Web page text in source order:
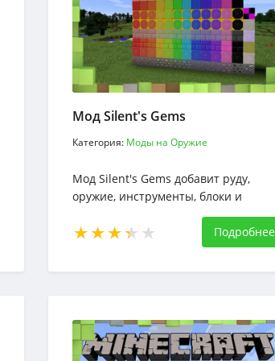
Мод Silent's Gems
Категория: Моды на Оружие
Мод Silent's Gems добавит руду,
оружие, инструменты, блоки и
предметы для Майнкрафт 1.16.5
Подробнее